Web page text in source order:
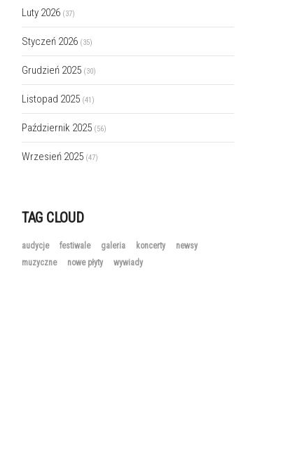
Luty 2026 (37)
Styczeń 2026 (35)
Grudzień 2025 (30)
Listopad 2025 (41)
Październik 2025 (56)
Wrzesień 2025 (47)
TAG CLOUD
audycje festiwale galeria koncerty
newsy
muzyczne
nowe płyty wywiady